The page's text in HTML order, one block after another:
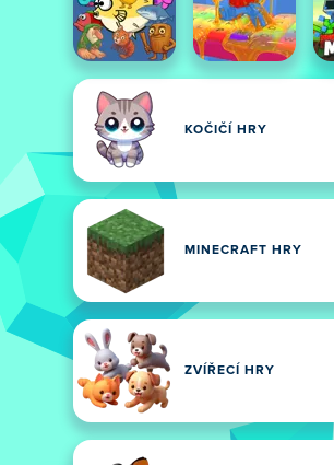
KOČIČÍ HRY
MINECRAFT HRY
ZVÍŘECÍ HRY